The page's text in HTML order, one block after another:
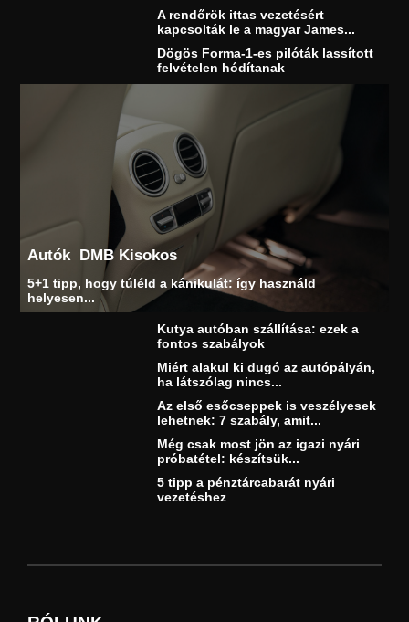
A rendőrök ittas vezetésért
kapcsolták le a magyar James...
Dögös Forma-1-es pilóták lassított
felvételen hódítanak
Autók DMB Kisokos
5+1 tipp, hogy túléld a kánikulát: így használd
helyesen...
Kutya autóban szállítása: ezek a
fontos szabályok
Miért alakul ki dugó az autópályán,
ha látszólag nincs...
Az első esőcseppek is veszélyesek
lehetnek: 7 szabály, amit...
Még csak most jön az igazi nyári
próbatétel: készítsük...
5 tipp a pénztárcabarát nyári
vezetéshez